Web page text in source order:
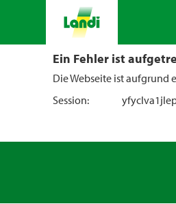
Ein Fehler ist
Die Webseite ist aufgrund
Session: